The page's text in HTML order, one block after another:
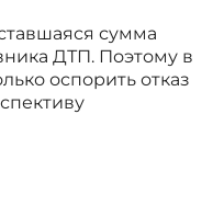
сумма
ДТП. Поэтому в
оспорить отказ